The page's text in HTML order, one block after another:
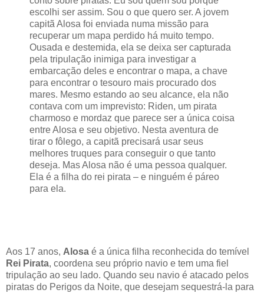
escolhi ser assim. Sou o que quero ser. A jovem
capitã Alosa foi enviada numa missão para
recuperar um mapa perdido há muito tempo.
Ousada e destemida, ela se deixa ser capturada
pela tripulação inimiga para investigar a
embarcação deles e encontrar o mapa, a chave
para encontrar o tesouro mais procurado dos
mares. Mesmo estando ao seu alcance, ela não
contava com um imprevisto: Riden, um pirata
charmoso e mordaz que parece ser a única coisa
entre Alosa e seu objetivo. Nesta aventura de
tirar o fôlego, a capitã precisará usar seus
melhores truques para conseguir o que tanto
deseja. Mas Alosa não é uma pessoa qualquer.
Ela é a filha do rei pirata – e ninguém é páreo
para ela.
Aos 17 anos, Alosa é a única filha reconhecida do temível
Rei Pirata, coordena seu próprio navio e tem uma fiel
tripulação ao seu lado. Quando seu navio é atacado pelos
piratas do Perigos da Noite, que desejam sequestrá-la para